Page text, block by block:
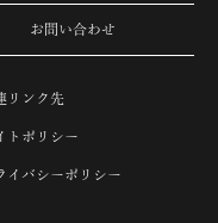
お問い合わせ
リンク先
トポリシー
イバシーポリシー